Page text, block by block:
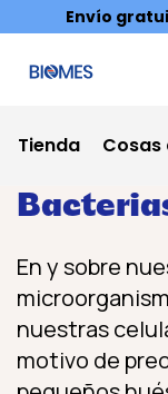
Envío
Tienda Cosas
En y sobre
nuestras
motivo de